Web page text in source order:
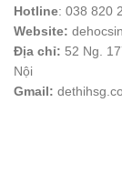
Hotline: 038 820
Website:
Địa chỉ: 52 Ng.
Nội
Gmail: